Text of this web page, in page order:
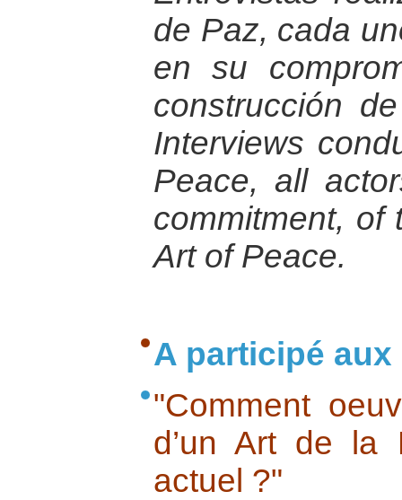
de Paz, cada
en su
construcción
Interviews
Peace, all
commitment, of
Art of Peace.
A participé aux
"Comment
d’un Art de la
actuel ?"